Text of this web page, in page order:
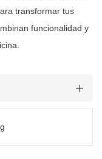
transformar tus
funcionalidad y